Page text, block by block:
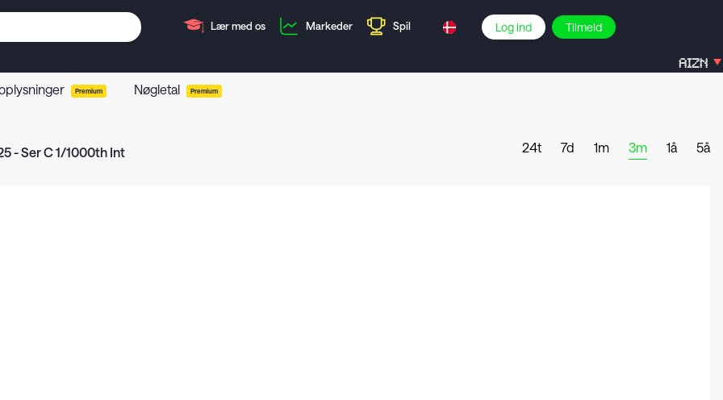
Lær med os Markeder Spil Log ind Tilmeld
AIZN
Premium Nøgletal Premium
- Ser C 1/1000th Int
24t 7d 1m 3m 1å 5å